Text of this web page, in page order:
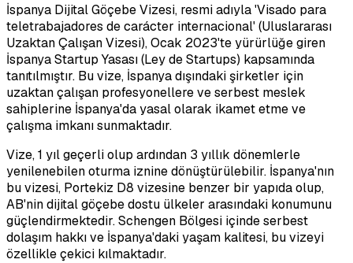
İspanya Dijital Göçebe Vizesi, resmi adıyla 'Visado para
teletrabajadores de carácter internacional' (Uluslararası
Uzaktan Çalışan Vizesi), Ocak 2023'te yürürlüğe giren
İspanya Startup Yasası (Ley de Startups) kapsamında
tanıtılmıştır. Bu vize, İspanya dışındaki şirketler için
uzaktan çalışan profesyonellere ve serbest meslek
sahiplerine İspanya'da yasal olarak ikamet etme ve
çalışma imkanı sunmaktadır.
Vize, 1 yıl geçerli olup ardından 3 yıllık dönemlerle
yenilenebilen oturma iznine dönüştürülebilir. İspanya'nın
bu vizesi, Portekiz D8 vizesine benzer bir yapıda olup,
AB'nin dijital göçebe dostu ülkeler arasındaki konumunu
güçlendirmektedir. Schengen Bölgesi içinde serbest
dolaşım hakkı ve İspanya'daki yaşam kalitesi, bu vizeyi
özellikle çekici kılmaktadır.